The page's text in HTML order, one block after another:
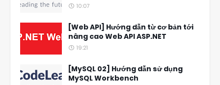
10:07
[Web API] Hướng dẫn từ cơ bản tới
nâng cao Web API ASP.NET
19:21
[MySQL 02] Hướng dẫn sử dụng
MySQL Workbench